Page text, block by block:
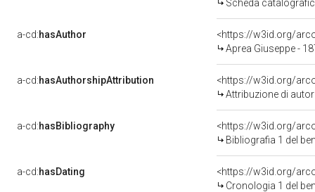
Scheda
a-cd:hasAuthor
<https://w3id.org/
Aprea Giuseppe -
a-cd:hasAuthorshipAttribution
<https://w3id.org/
Attribuzione di
a-cd:hasBibliography
<https://w3id.org/
Bibliografia 1 del
a-cd:hasDating
<https://w3id.org/
Cronologia 1 del